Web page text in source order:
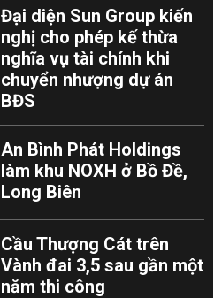
Đại diện Sun Group kiến
nghị cho phép kế thừa
nghĩa vụ tài chính khi
chuyển nhượng dự án
BĐS
An Bình Phát Holdings
làm khu NOXH ở Bồ Đề,
Long Biên
Cầu Thượng Cát trên
Vành đai 3,5 sau gần một
năm thi công